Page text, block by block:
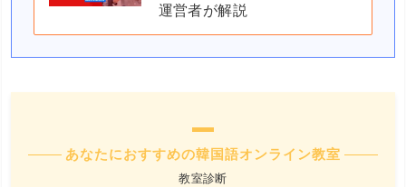
運営者が解説
あなたにおすすめの韓国語オンライン教室
教室診断